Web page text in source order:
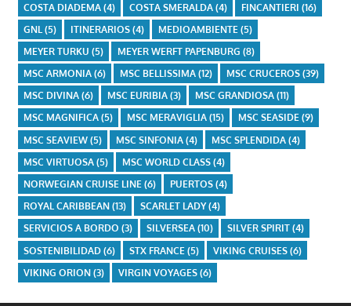
COSTA DIADEMA(4) COSTA SMERALDA(4) FINCANTIERI (16)
GNL (5) ITINERARIOS(4) MEDIOAMBIENTE (5)
MEYER TURKU (5) MEYER WERFT PAPENBURG (8)
MSC ARMONIA(6) MSC BELLISSIMA(12) MSC CRUCEROS(39)
MSC DIVINA(6) MSC EURIBIA(3) MSC GRANDIOSA(11)
MSC MAGNIFICA(5) MSC MERAVIGLIA(15) MSC SEASIDE(9)
MSC SEAVIEW(5) MSC SINFONIA(4) MSC SPLENDIDA(4)
MSC VIRTUOSA(5) MSC WORLD CLASS(4)
NORWEGIAN CRUISE LINE(6) PUERTOS(4)
ROYAL CARIBBEAN(13) SCARLET LADY(4)
SERVICIOS A BORDO (3) SILVERSEA(10) SILVER SPIRIT(4)
SOSTENIBILIDAD(6) STX FRANCE (5) VIKING CRUISES(6)
VIKING ORION(3) VIRGIN VOYAGES(6)